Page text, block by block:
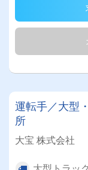
運転手／大型
所
大宝 株式会社